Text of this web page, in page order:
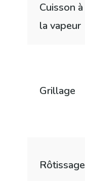
Cuisson à
la vapeur
Grillage
Rôtissage